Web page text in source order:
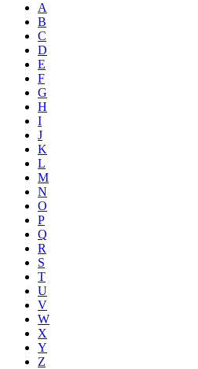
A
B
C
D
E
F
G
H
I
J
K
L
M
N
O
P
Q
R
S
T
U
V
W
X
Y
Z